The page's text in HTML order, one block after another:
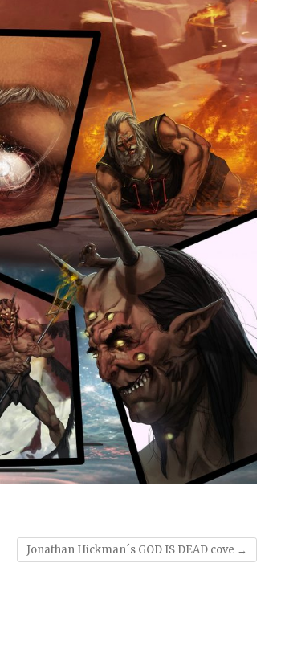
Jonathan Hickman´s GOD IS DEAD cove →